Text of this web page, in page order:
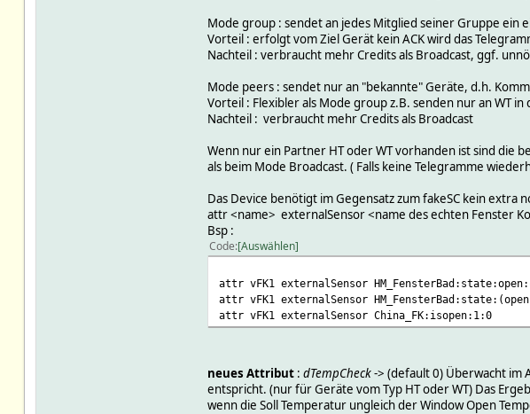
Mode group : sendet an jedes Mitglied seiner Gruppe ein
Vorteil : erfolgt vom Ziel Gerät kein ACK wird das
Nachteil : verbraucht mehr Credits als Broadcast, ggf.
Mode peers : sendet nur an "bekannte" Geräte, d.h.
Vorteil : Flexibler als Mode group z.B. senden nur an WT in
Nachteil : verbraucht mehr Credits als Broadcast
Wenn nur ein Partner HT oder WT vorhanden ist sind die
als beim Mode Broadcast. ( Falls keine Telegramme
Das Device benötigt im Gegensatz zum fakeSC kein
attr <name> externalSensor <name des echten Fenster
Bsp :
Code Auswählen
attr vFK1 externalSensor
attr vFK1 externalSensor
attr vFK1 externalSensor China_FK:isopen:1:0
neues Attribut: dTempCheck-> (default 0) Überwacht im
entspricht. (nur für Geräte vom Typ HT oder WT) Das
wenn die Soll Temperatur ungleich der Window Open